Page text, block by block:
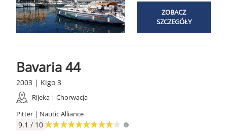
ZOBACZ
SZCZEGÓŁY
Bavaria 44
2003 | Kigo 3
Rijeka | Chorwacja
Pitter | Nautic Alliance
9.1 / 10